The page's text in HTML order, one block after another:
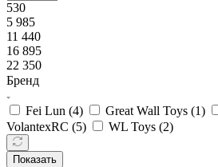
530
5 985
11 440
16 895
22 350
Бренд
Fei Lun (4) Great Wall Toys (1)
VolantexRC (5) WL Toys (2)
Показать